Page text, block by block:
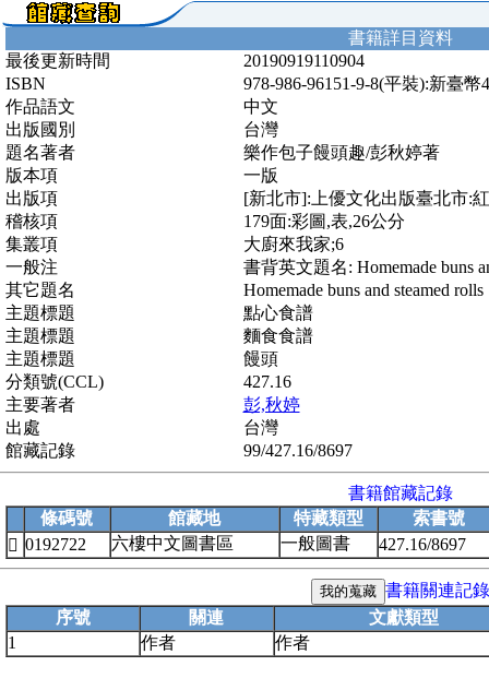
書籍詳目資料
最後更新時間
20190919110904
ISBN
978-986-96151-9-8(平裝):新臺幣
作品語文
中文
出版國別
台灣
題名著者
樂作包子饅頭趣/彭秋婷著
版本項
一版
出版項
[新北市]:上優文化出版臺北市:
稽核項
179面:彩圖,表,26公分
集叢項
大廚來我家;6
一般注
書背英文題名: Homemade buns
其它題名
Homemade buns and steamed rolls
主題標題
點心食譜
主題標題
麵食食譜
主題標題
饅頭
分類號(CCL)
427.16
主要著者
彭,秋婷
出處
台灣
館藏記錄
99/427.16/8697
書籍館藏記錄
條碼號
館藏地 特藏類型
索書號
 0192722 六樓中文圖書區 一般圖書 427.16/8697
書籍關連記錄
序號
關連
文獻類型
1
作者 作者